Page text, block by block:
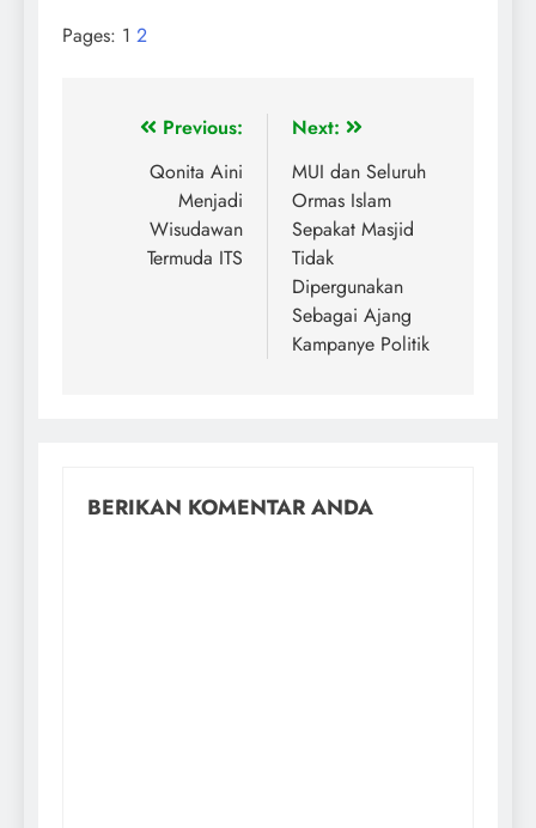
Pages: 1 2
Previous:
Qonita Aini
Menjadi
Wisudawan
Termuda ITS
Next:
MUI dan Seluruh
Ormas Islam
Sepakat Masjid
Tidak
Dipergunakan
Sebagai Ajang
Kampanye Politik
BERIKAN KOMENTAR ANDA